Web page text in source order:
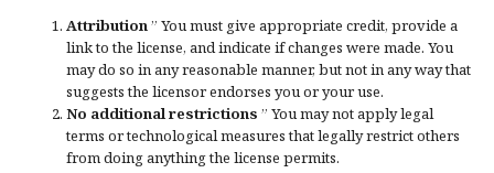
Attribution” You must give appropriate credit, provide a
link to the license, andindicate if changes were made. You
may do so in any reasonable manner, but not in any way that
suggests the licensor endorses you or your use.
No additional restrictions ” You may not apply legal
terms ortechnological measuresthat legally restrict others
from doing anything the license permits.